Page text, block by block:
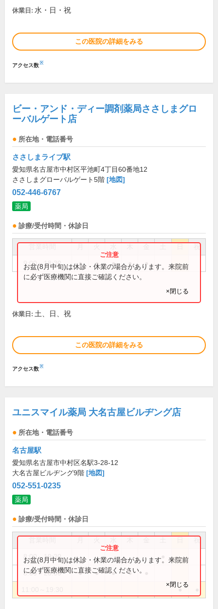
休業日: 水・日・祝
この医院の詳細をみる
アクセス数※
ビー・アンド・ディー調剤薬局ささしまグロ
ーバルゲート店
所在地・電話番号
ささしまライブ駅
愛知県名古屋市中村区平池町4丁目60番地12
ささしまグローバルゲート5階 [地図]
052-446-6767
薬局
診療/受付時間・休診日
祝
9:00～18:30 ● ● ● ● ●
お盆(8月中旬)は休診・休業の場合があります。来院前
に必ず医療機関に直接ご確認ください。
×閉じる
休業日: 土、日、祝
この医院の詳細をみる
アクセス数※
ユニスマイル薬局 大名古屋ビルヂング店
所在地・電話番号
名古屋駅
愛知県名古屋市中村区名駅3-28-12
大名古屋ビルヂング9階 [地図]
052-551-0235
薬局
診療/受付時間・休診日
祝
8:00～19:30
8:00～20:00 ● ● ● ●
●
お盆(8月中旬)は休診・休業の場合があります。来院前
に必ず医療機関に直接ご確認ください。
×閉じる